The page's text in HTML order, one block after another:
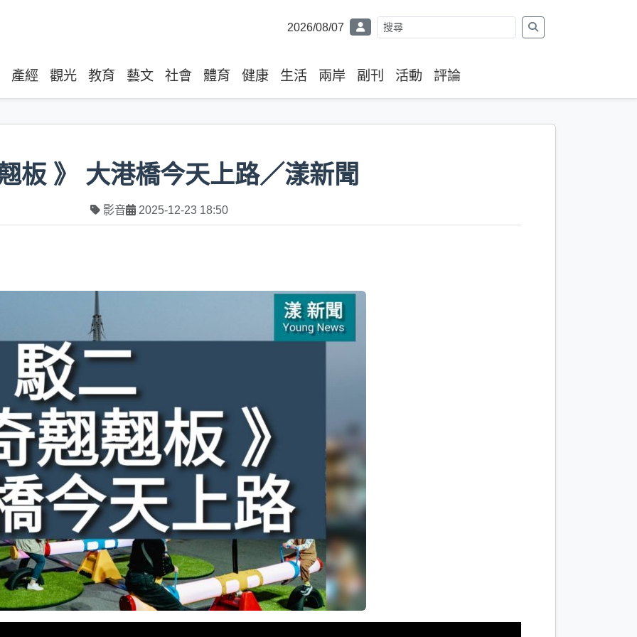
2026/08/07
產經 觀光 教育 藝文 社會 體育 健康 生活 兩岸 副刊 活動 評論
板 》 大港橋今天上路／漾新聞
影音 2025-12-23 18:50